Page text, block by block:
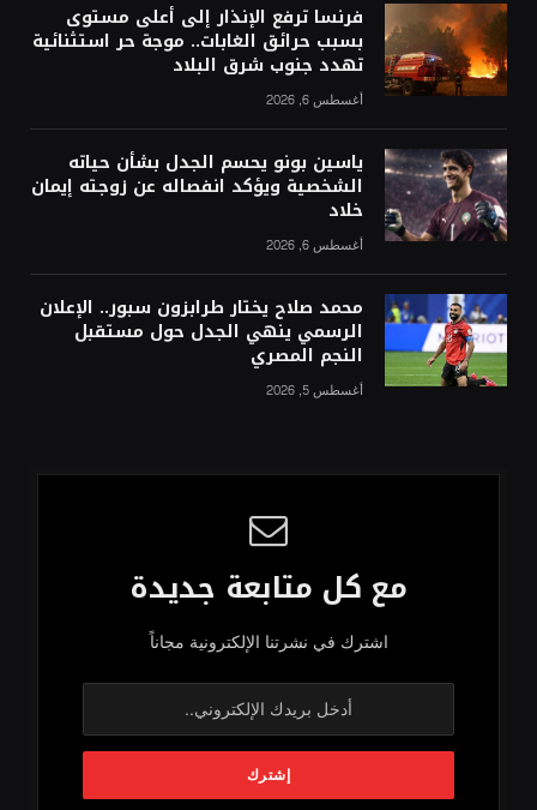
فرنسا ترفع الإنذار إلى أعلى مستوى
بسبب حرائق الغابات.. موجة حر استثنائية
تهدد جنوب شرق البلاد
أغسطس 6, 2026
ياسين بونو يحسم الجدل بشأن حياته
الشخصية ويؤكد انفصاله عن زوجته إيمان
خلاد
أغسطس 6, 2026
محمد صلاح يختار طرابزون سبور.. الإعلان
الرسمي ينهي الجدل حول مستقبل
النجم المصري
أغسطس 5, 2026
مع كل متابعة جديدة
اشترك في نشرتنا الإلكترونية مجاناً